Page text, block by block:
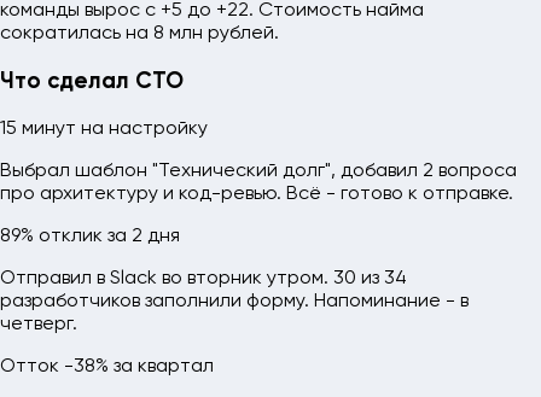
команды вырос с +5 до +22. Стоимость найма
сократилась на 8 млн рублей.
Что сделал CTO
15 минут на настройку
Выбрал шаблон "Технический долг", добавил 2 вопроса
про архитектуру и код-ревью. Всё - готово к отправке.
89% отклик за 2 дня
Отправил в Slack во вторник утром. 30 из 34
разработчиков заполнили форму. Напоминание - в
четверг.
Отток -38% за квартал